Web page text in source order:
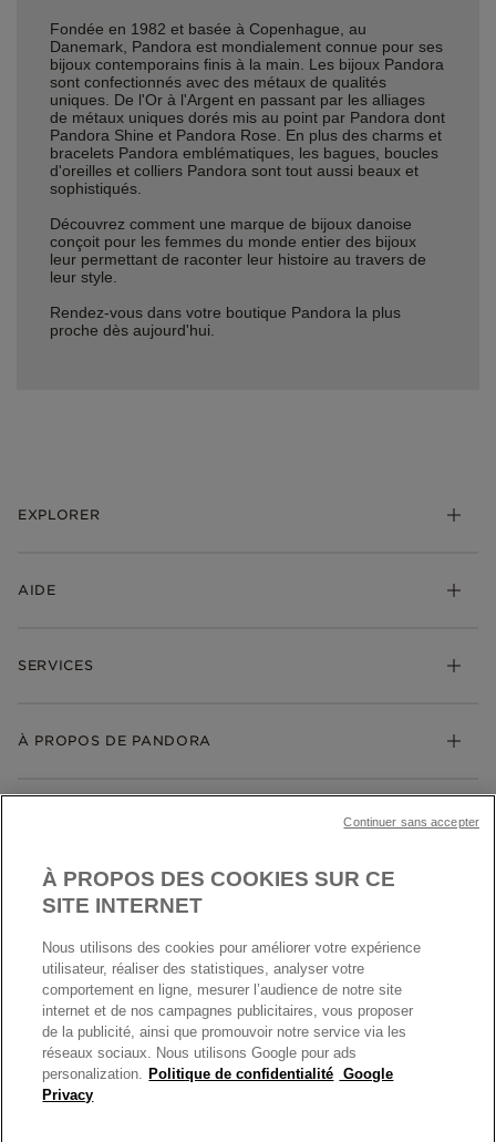
Fondée en 1982 et basée à Copenhague, au
Danemark, Pandora est mondialement connue pour ses
bijoux contemporains finis à la main. Les bijoux Pandora
sont confectionnés avec des métaux de qualités
uniques. De l'Or à l'Argent en passant par les alliages
de métaux uniques dorés mis au point par Pandora dont
Pandora Shine et Pandora Rose. En plus des charms et
bracelets Pandora emblématiques, les bagues, boucles
d'oreilles et colliers Pandora sont tout aussi beaux et
sophistiqués.
Découvrez comment une marque de bijoux danoise
conçoit pour les femmes du monde entier des bijoux
leur permettant de raconter leur histoire au travers de
leur style.
Rendez-vous dans votre boutique Pandora la plus
proche dès aujourd'hui.
EXPLORER
Bijoux
Trouver une boutique
AIDE
Suivre ma commande
Échanges et retours
Garantie
Nous contacter
*Conditions des offres en cours
SERVICES
Gravure
Nettoyage & Entretien
Conditions générales de My Pandora
À PROPOS DE PANDORA
Politique de confidentialité
Protection des données
Conditions générales de vente
Conditions générales de vente Click & Collect
Plateforme ODR
FRANCE France
© TOUS DROITS RESERVES. 2026 Pandora
À PROPOS DES COOKIES SUR CE
SITE INTERNET
Nous utilisons des cookies pour améliorer votre expérience
utilisateur, réaliser des statistiques, analyser votre
comportement en ligne, mesurer l’audience de notre site
internet et de nos campagnes publicitaires, vous proposer
de la publicité, ainsi que promouvoir notre service via les
réseaux sociaux. Nous utilisons Google pour ads
personalization. Politique de confidentialité Google
Privacy
Continuer sans accepter